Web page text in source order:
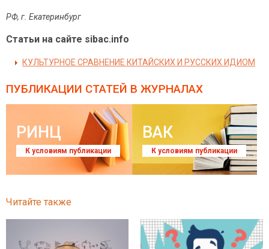
РФ, г. Екатеринбург
Статьи на сайте sibac.info
КУЛЬТУРНОЕ СРАВНЕНИЕ КИТАЙСКИХ И РУССКИХ ИДИОМ
ПУБЛИКАЦИИ СТАТЕЙ В ЖУРНАЛАХ
РИНЦ
К условиям публикации
ВАК
К условиям публикации
Читайте также